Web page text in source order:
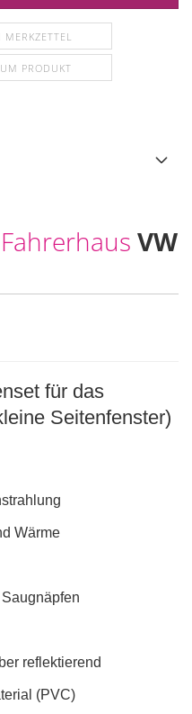
PRODUKT
Fahrerhaus VW
für das
Seitenfenster)
Wärme
reflektierend
(PVC)